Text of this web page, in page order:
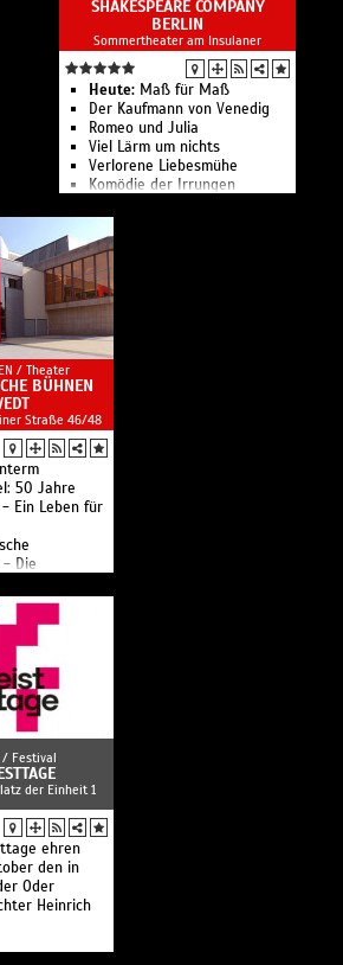
SHAKESPEARE COMPANY
BERLIN
Sommertheater am Insulaner
Heute: Maß für Maß
Der Kaufmann von Venedig
Romeo und Julia
Viel Lärm um nichts
Verlorene Liebesmühe
Komödie der Irrungen
Berlin zeigt 8 Inszenierungen
in 71 Aufführungen
/ Theater
BÜHNEN
Straße 46/48
50 Jahre
- Ein Leben für
- Die
„Sommer
2026 -
Open Air: Ich
Tributeband
diese
Pop
Air
-
- The
To Depeche
/ Festival
der Einheit 1
ehren
den in
Oder
Heinrich